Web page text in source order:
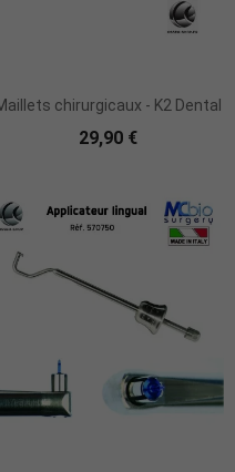
chirurgicaux - K2 Dental
29,90 €